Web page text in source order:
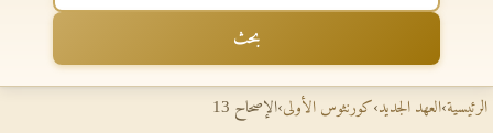
بحث
الرئيسية›العهد الجديد›كورنثوس الأولى›الإصحاح 13